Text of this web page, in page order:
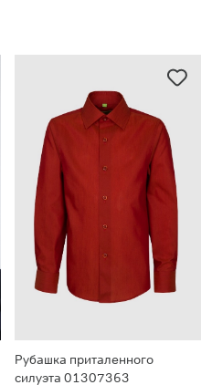
Рубашка приталенного
силуэта 01307363